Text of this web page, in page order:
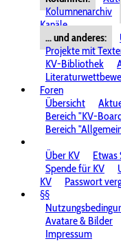
Kolumnenarchiv
Kanäle
... und anderes:
Projekte mit
KV-Bibliothek
Foren
Übersicht
Bereich "KV-
Bereich
Über KV
Spende für KV
KV
Passwort
§§
Avatare & Bilder
Impressum